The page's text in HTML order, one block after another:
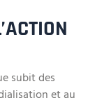
subit des
et au